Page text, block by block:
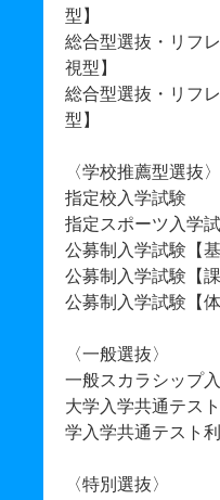
型】
総合型選抜・リフ
視型】
総合型選抜・リフ
型】
〈学校推薦型選抜〉
指定校入学試験
指定スポーツ入学
公募制入学試験【
公募制入学試験【
公募制入学試験【
〈一般選抜〉
一般スカラシップ
大学入学共通テス
学入学共通テスト
〈特別選抜〉